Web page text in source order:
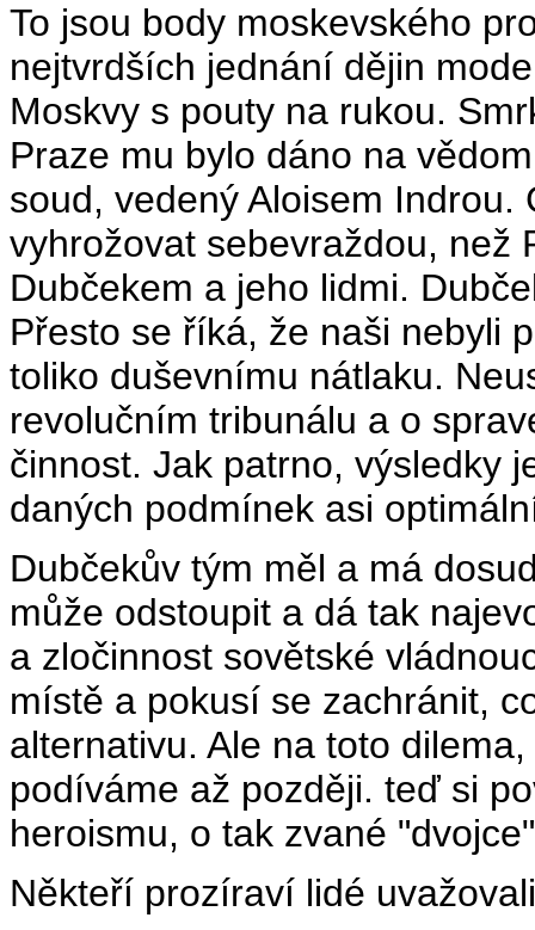
To jsou body moskevského
nejtvrdších jednání dějin
Moskvy s pouty na rukou.
Praze mu bylo dáno na
soud, vedený Aloisem
vyhrožovat sebevraždou, než
Dubčekem a jeho lidmi.
Přesto se říká, že naši nebyli
toliko duševnímu nátlaku.
revolučním tribunálu a o
činnost. Jak patrno, výsledky
daných podmínek asi
Dubčekův tým měl a má
může odstoupit a dá tak
a zločinnost sovětské
místě a pokusí se zachránit,
alternativu. Ale na toto
podíváme až později. teď si
heroismu, o tak zvané
Někteří prozíraví lidé